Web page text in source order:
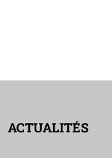
ACTUALITÉS